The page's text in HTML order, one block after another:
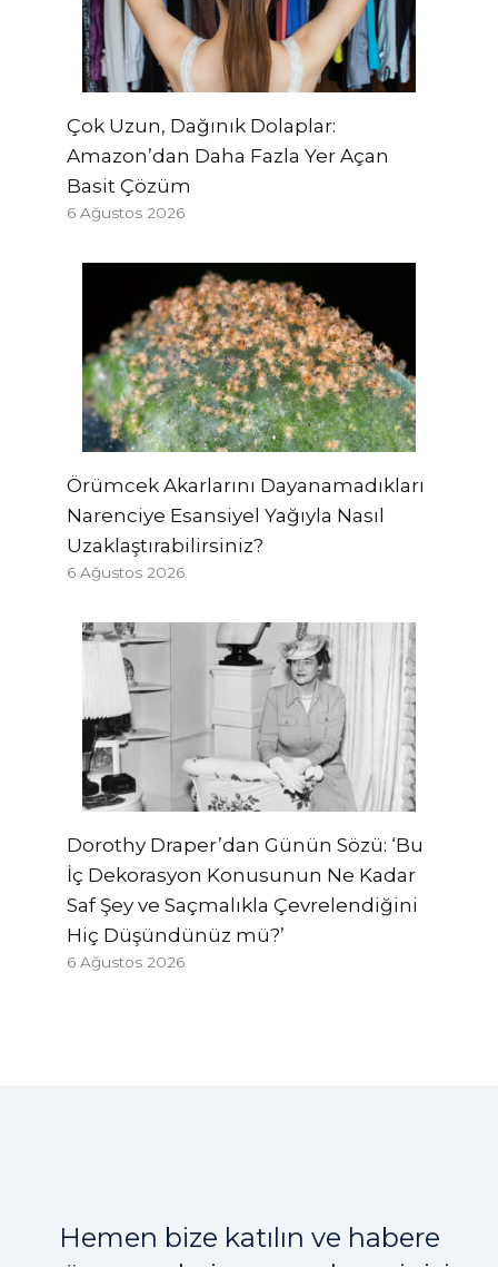
Çok Uzun, Dağınık Dolaplar:
Amazon’dan Daha Fazla Yer Açan
Basit Çözüm
6 Ağustos 2026
Örümcek Akarlarını Dayanamadıkları
Narenciye Esansiyel Yağıyla Nasıl
Uzaklaştırabilirsiniz?
6 Ağustos 2026
Dorothy Draper’dan Günün Sözü: ‘Bu
İç Dekorasyon Konusunun Ne Kadar
Saf Şey ve Saçmalıkla Çevrelendiğini
Hiç Düşündünüz mü?’
6 Ağustos 2026
Hemen bize katılın ve habere